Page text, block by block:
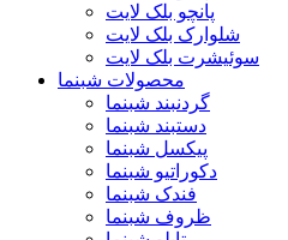
پانچو بلک لایت
شلوارک بلک لایت
سوئیشرت بلک لایت
محصولات شبنما
گردنبند شبنما
دستبند شبنما
پیکسل شبنما
دکوراتیو شبنما
فندک شبنما
ظروف شبنما